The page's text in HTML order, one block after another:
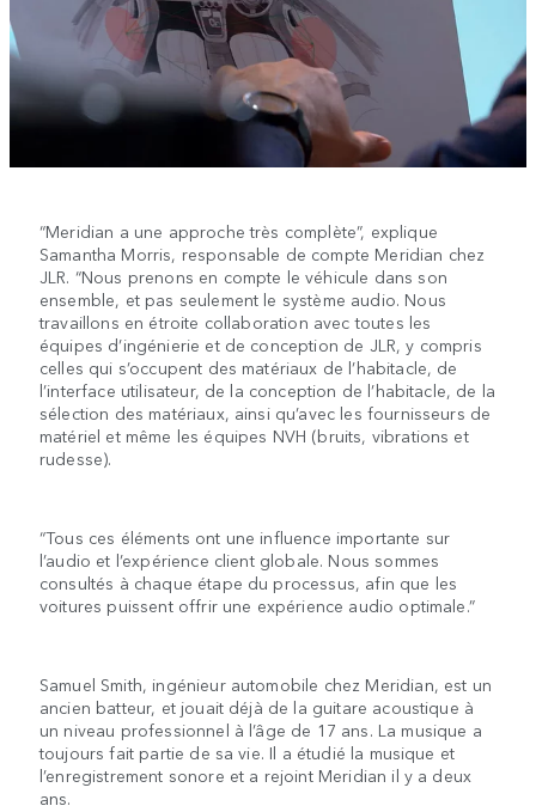
“Meridian a une approche très complète”, explique
Samantha Morris, responsable de compte Meridian chez
JLR. “Nous prenons en compte le véhicule dans son
ensemble, et pas seulement le système audio. Nous
travaillons en étroite collaboration avec toutes les
équipes d’ingénierie et de conception de JLR, y compris
celles qui s’occupent des matériaux de l’habitacle, de
l’interface utilisateur, de la conception de l’habitacle, de la
sélection des matériaux, ainsi qu’avec les fournisseurs de
matériel et même les équipes NVH (bruits, vibrations et
rudesse).
“Tous ces éléments ont une influence importante sur
l’audio et l’expérience client globale. Nous sommes
consultés à chaque étape du processus, afin que les
voitures puissent offrir une expérience audio optimale.”
Samuel Smith, ingénieur automobile chez Meridian, est un
ancien batteur, et jouait déjà de la guitare acoustique à
un niveau professionnel à l’âge de 17 ans. La musique a
toujours fait partie de sa vie. Il a étudié la musique et
l’enregistrement sonore et a rejoint Meridian il y a deux
ans.